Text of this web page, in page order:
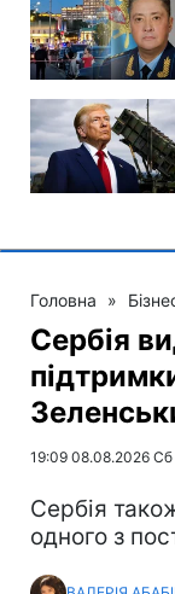
Головна »
Сербія
19:09 08.08.2026 Сб
Сербія
одного з